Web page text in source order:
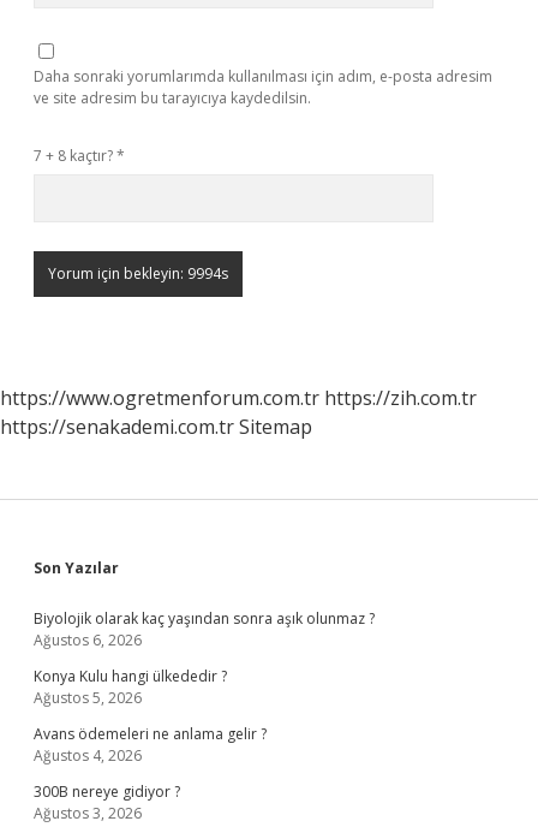
Daha sonraki yorumlarımda kullanılması için adım, e-posta adresim
ve site adresim bu tarayıcıya kaydedilsin.
7 + 8 kaçtır?*
https://www.ogretmenforum.com.tr https://zih.com.tr
https://senakademi.com.trSitemap
Sidebar
Son Yazılar
Biyolojik olarak kaç yaşından sonra aşık olunmaz ?
Ağustos 6, 2026
Konya Kulu hangi ülkededir ?
Ağustos 5, 2026
Avans ödemeleri ne anlama gelir ?
Ağustos 4, 2026
300B nereye gidiyor ?
Ağustos 3, 2026